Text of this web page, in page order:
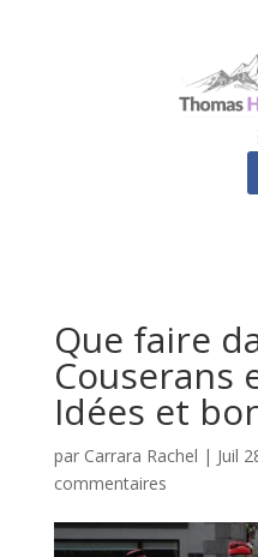
Que faire
Couserans
Idées et
par Carrara Rachel | Juil
commentaires